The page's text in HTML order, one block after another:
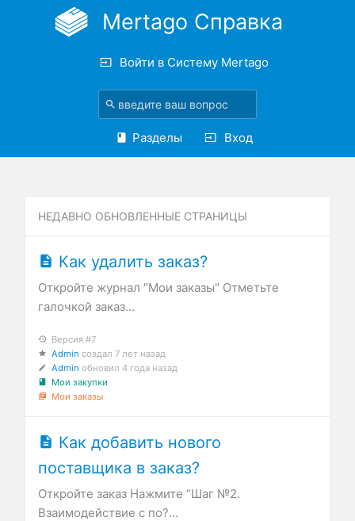
Mertago Справка
Войти в Систему Mertago
Разделы Вход
НЕДАВНО ОБНОВЛЕННЫЕ СТРАНИЦЫ
Как удалить заказ?
Откройте журнал "Мои заказы" Отметьте
галочкой заказ...
Версия #7
Admin создал7 лет назад
Admin обновил 4 года назад
Мои закупки
Мои заказы
Как добавить нового
поставщика в заказ?
Откройте заказ Нажмите “Шаг №2.
Взаимодействие с по?...